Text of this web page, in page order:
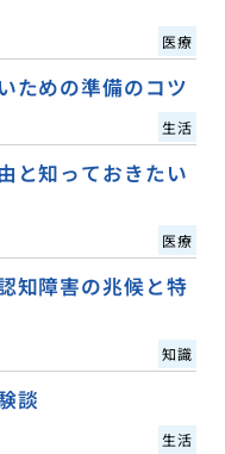
医療
ための準備のコツ
生活
と知っておきたい
医療
知障害の兆候と特
知識
談
生活